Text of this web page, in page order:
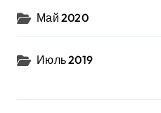
Май 2020
Июль 2019